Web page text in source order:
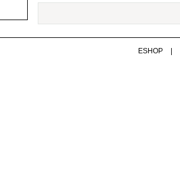
ESHOP